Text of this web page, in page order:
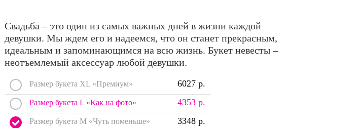
Свадьба – это один из самых важных дней в жизни каждой
девушки. Мы ждем его и надеемся, что он станет прекрасным,
идеальным и запоминающимся на всю жизнь. Букет невесты –
неотъемлемый аксессуар любой девушки.
Размер букета XL «Премиум» 6027 р.
Размер букета L «Как на фото» 4353 р.
Размер букета M «Чуть поменьше» 3348 р.